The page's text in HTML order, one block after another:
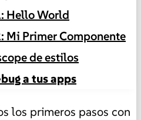
Hello World
Mi Primer Componente
de estilos
a tus apps
los primeros pasos con